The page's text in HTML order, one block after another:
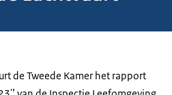
de Tweede Kamer het rapport